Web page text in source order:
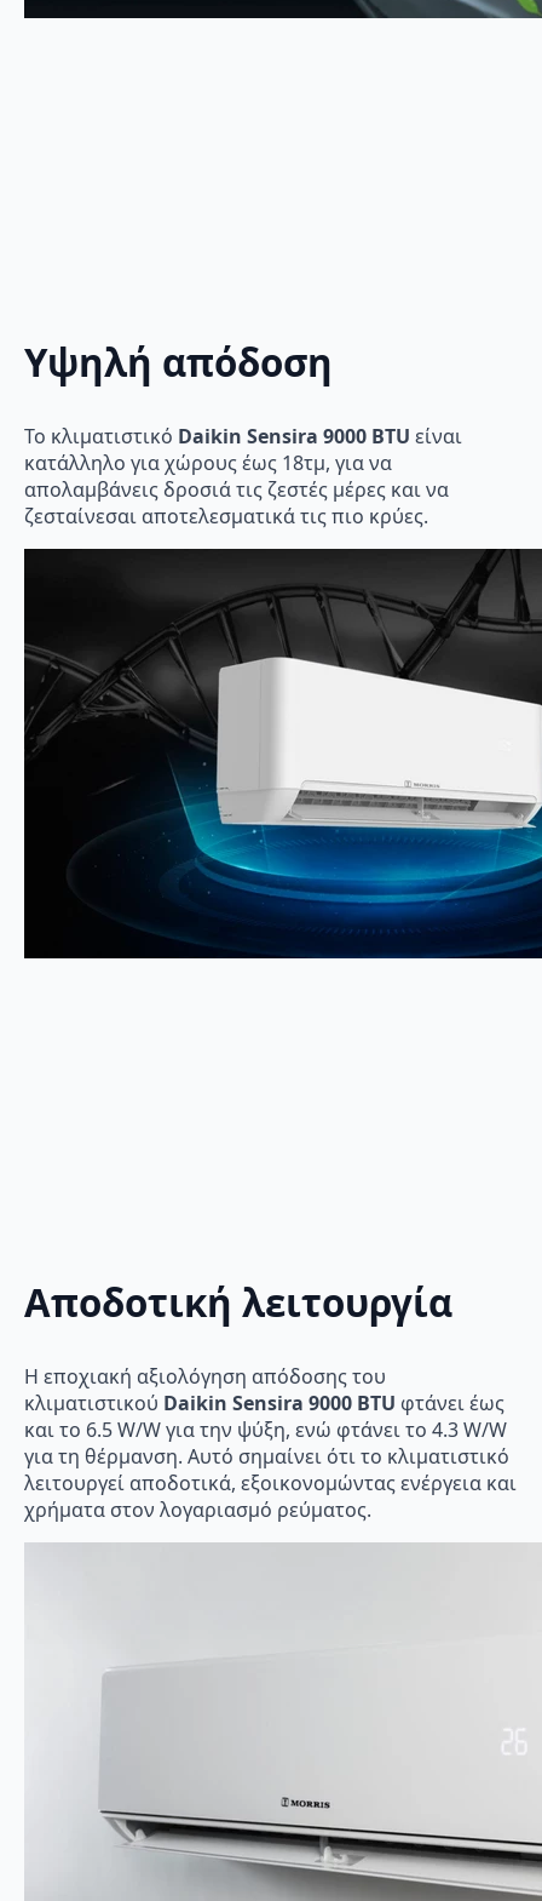
Υψηλή απόδοση
Το κλιματιστικό Daikin Sensira 9000 BTU είναι
κατάλληλο για χώρους έως 18τμ, για να
απολαμβάνεις δροσιά τις ζεστές μέρες και να
ζεσταίνεσαι αποτελεσματικά τις πιο κρύες.
Αποδοτική λειτουργία
Η εποχιακή αξιολόγηση απόδοσης του
κλιματιστικού Daikin Sensira 9000 BTU φτάνει έως
και το 6.5 W/W για την ψύξη, ενώ φτάνει το 4.3 W/W
για τη θέρμανση. Αυτό σημαίνει ότι το κλιματιστικό
λειτουργεί αποδοτικά, εξοικονομώντας ενέργεια και
χρήματα στον λογαριασμό ρεύματος.